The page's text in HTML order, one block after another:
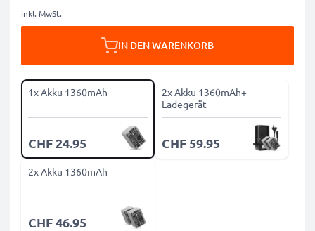
inkl. MwSt.
IN DEN WARENKORB
1x Akku 1360mAh
CHF 24.95
2x Akku 1360mAh+
Ladegerät
CHF 59.95
2x Akku 1360mAh
CHF 46.95